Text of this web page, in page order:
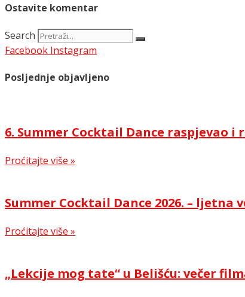
Ostavite komentar
Search
Facebook Instagram
Posljednje objavljeno
6. Summer Cocktail Dance raspjevao i
Proćitajte više »
Summer Cocktail Dance 2026. – ljetna
Proćitajte više »
„Lekcije mog tate“ u Belišću: večer